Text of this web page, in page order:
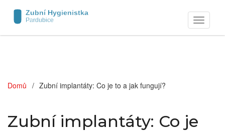
Zobrazit
navigaci
Domů Zubní implantáty: Co je to a jak fungují?
Zubní implantáty: Co je